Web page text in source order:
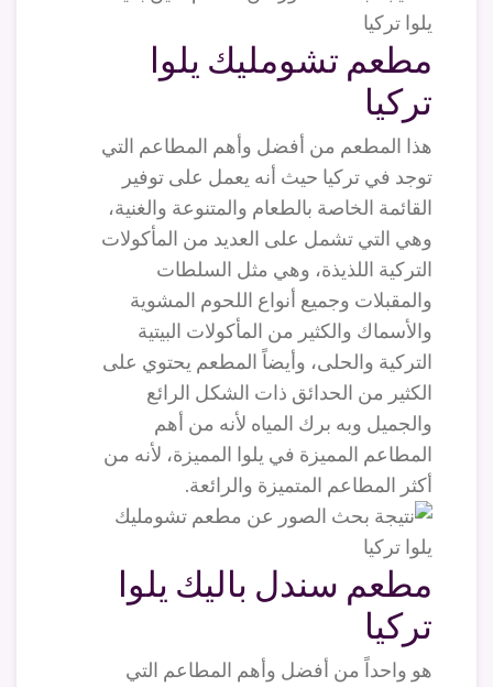
مطعم تشومليك يلوا
تركيا
هذا المطعم من أفضل وأهم المطاعم التي
توجد في تركيا حيث أنه يعمل على توفير
القائمة الخاصة بالطعام والمتنوعة والغنية،
وهي التي تشمل على العديد من المأكولات
التركية اللذيذة، وهي مثل السلطات
والمقبلات وجميع أنواع اللحوم المشوية
والأسماك والكثير من المأكولات البيتية
التركية والحلى، وأيضاً المطعم يحتوي على
الكثير من الحدائق ذات الشكل الرائع
والجميل وبه برك المياه لأنه من أهم
المطاعم المميزة في يلوا المميزة، لأنه من
أكثر المطاعم المتميزة والرائعة.
مطعم سندل باليك يلوا
تركيا
هو واحداً من أفضل وأهم المطاعم التي